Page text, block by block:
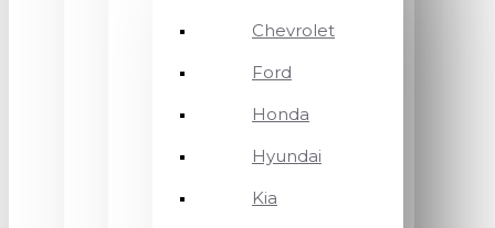
Chevrolet
Ford
Honda
Hyundai
Kia